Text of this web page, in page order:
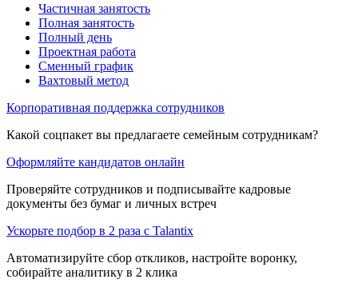
Частичная занятость
Полная занятость
Полный день
Проектная работа
Сменный график
Вахтовый метод
Корпоративная поддержка сотрудников
Какой соцпакет вы предлагаете семейным сотрудникам?
Оформляйте кандидатов онлайн
Проверяйте сотрудников и подписывайте кадровые
документы без бумаг и личных встреч
Ускорьте подбор в 2 раза с Talantix
Автоматизируйте сбор откликов, настройте воронку,
собирайте аналитику в 2 клика